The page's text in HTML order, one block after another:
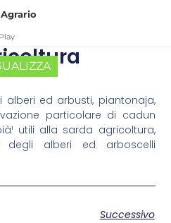
alberi ed arbusti, piantonaja,
particolare di cadun
utili alla sarda agricoltura,
degli alberi ed arboscelli
Successivo